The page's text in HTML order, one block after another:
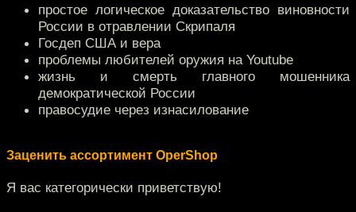
простое логическое доказательство виновности
России в отравлении Скрипаля
Госдеп США и вера
проблемы любителей оружия на Youtube
жизнь и смерть главного мошенника
демократической России
правосудие через изнасилование
Заценить ассортимент OperShop
Я вас категорически приветствую!